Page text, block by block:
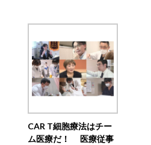
CAR T細胞療法はチー
ム医療だ！ 医療従事